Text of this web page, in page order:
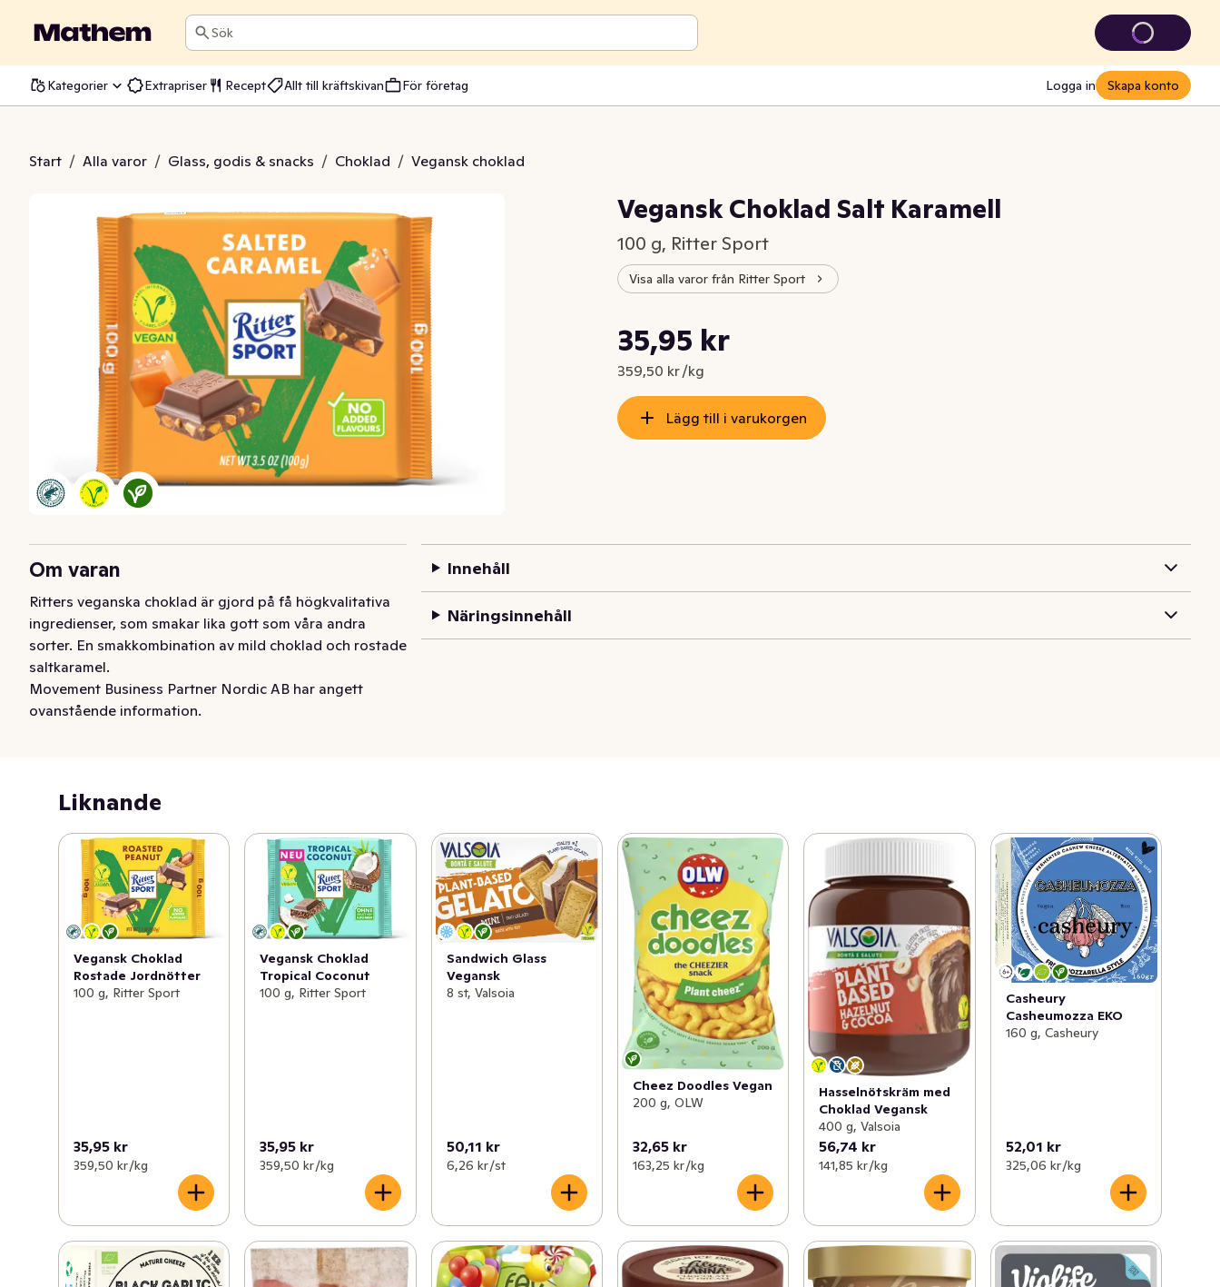
Sök
Kategorier Extrapriser Recept Allt till kräftskivan För företag Logga in Skapa konto
Start / Alla varor / Glass, godis & snacks / Choklad / Vegansk choklad
Salt Karamell
Vegansk Choklad Salt Karamell
100 g, Ritter Sport
Visa alla varor från Ritter Sport
Nuvarande pris är: 35,95 kr
35,95 kr
359,50 kr /kg
Styckpris: 359,50 kr /kg
Lägg till i varukorgen
Om varan
Ritters veganska choklad är gjord på få högkvalitativa
ingredienser, som smakar lika gott som våra andra
sorter. En smakkombination av mild choklad och rostade
saltkaramel.
Movement Business Partner Nordic AB har angett
ovanstående information.
Innehåll
Näringsinnehåll
Liknande
Vegansk Choklad
Rostade Jordnötter
100 g, Ritter Sport
35,95 kr
359,50 kr /kg
Vegansk Choklad
Tropical Coconut
100 g, Ritter Sport
35,95 kr
359,50 kr /kg
Sandwich Glass
Vegansk
8 st, Valsoia
50,11 kr
6,26 kr /st
Cheez Doodles Vegan
200 g, OLW
32,65 kr
163,25 kr /kg
Hasselnötskräm med
Choklad Vegansk
400 g, Valsoia
56,74 kr
141,85 kr /kg
Casheury
Casheumozza EKO
160 g, Casheury
52,01 kr
325,06 kr /kg